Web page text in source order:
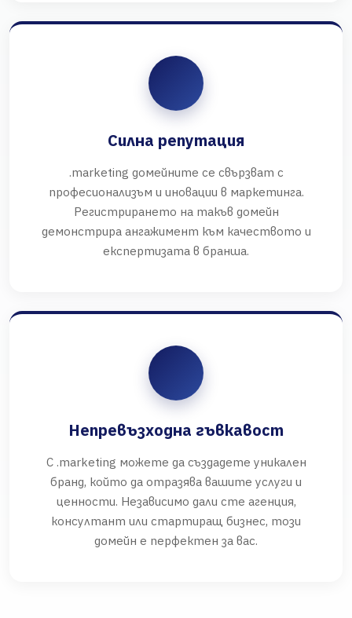
Силна репутация
.marketing домейните се свързват с
професионализъм и иновации в маркетинга.
Регистрирането на такъв домейн
демонстрира ангажимент към качеството и
експертизата в бранша.
Непревъзходна гъвкавост
С .marketing можете да създадете уникален
бранд, който да отразява вашите услуги и
ценности. Независимо дали сте агенция,
консултант или стартиращ бизнес, този
домейн е перфектен за вас.